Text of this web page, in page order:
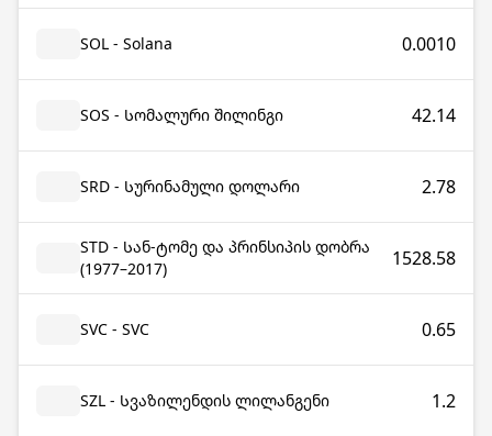
SOL - Solana 0.0010
SOS - Სომალური შილინგი 42.14
SRD - Სურინამული დოლარი 2.78
STD - Სან-ტომე და პრინსიპის დობრა
(1977–2017)
1528.58
SVC - SVC 0.65
SZL - Სვაზილენდის ლილანგენი 1.2